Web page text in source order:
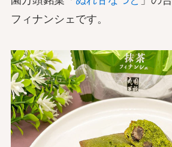
フィナンシェです。